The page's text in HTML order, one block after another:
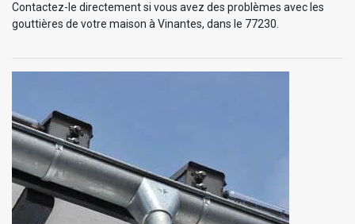
Contactez-le directement si vous avez des problèmes avec les
gouttières de votre maison à Vinantes, dans le 77230.